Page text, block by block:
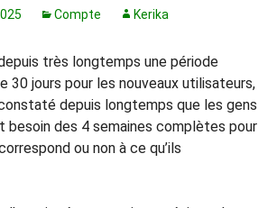
Compte Kerika
très longtemps une période
30 jours pour les nouveaux utilisateurs,
depuis longtemps que les gens
besoin des 4 semaines complètes pour
ou non à ce qu’ils